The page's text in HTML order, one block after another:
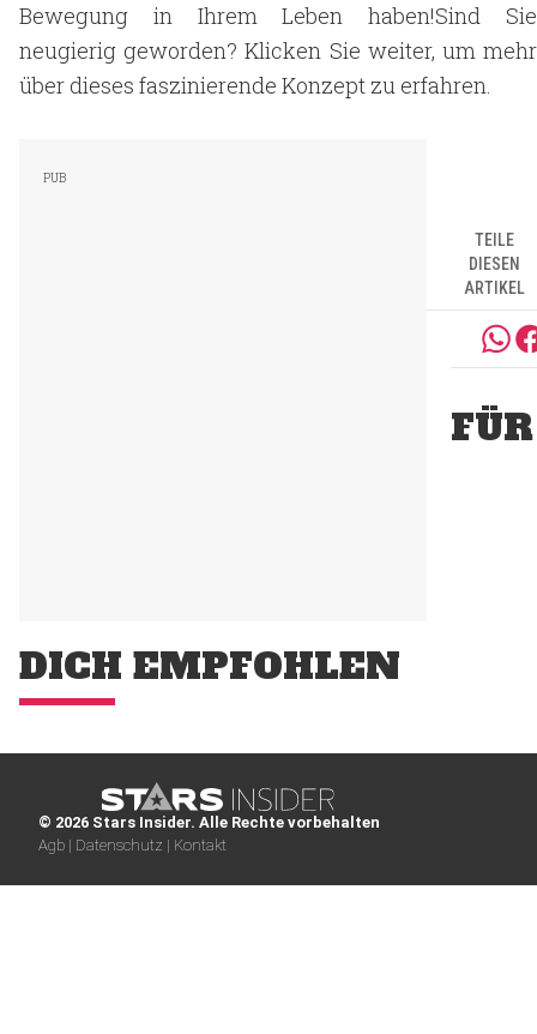
Bewegung in Ihrem Leben haben!Sind Sie
neugierig geworden? Klicken Sie weiter, um mehr
über dieses faszinierende Konzept zu erfahren.
TEILE
DIESEN
ARTIKEL
FÜR
DICH EMPFOHLEN
© 2026 Stars Insider. Alle Rechte vorbehalten
Agb | Datenschutz | Kontakt